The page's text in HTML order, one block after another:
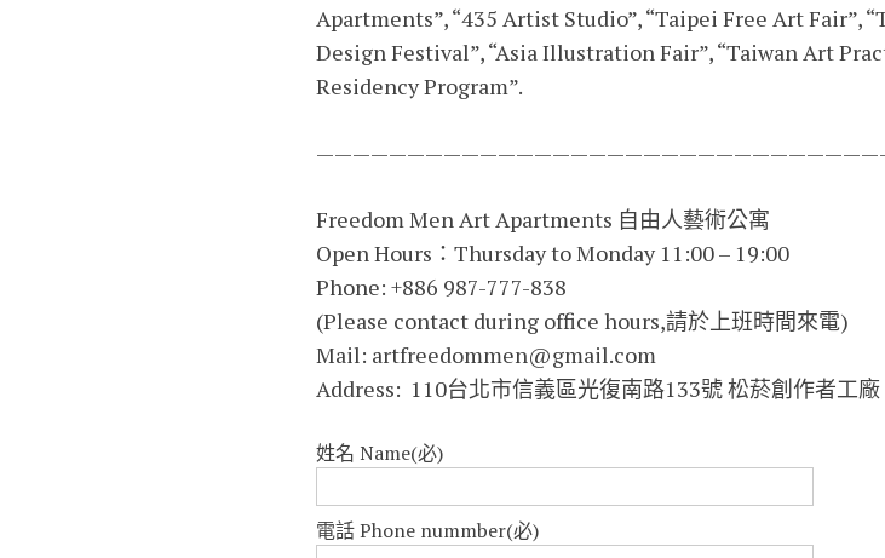
Apartments”, “435 Artist Studio”, “Taipei Free Art Fair”,
Design Festival”, “Asia Illustration Fair”, “Taiwan Art
Residency Program”.
Freedom Men Art Apartments 自由人藝術公寓
Open Hours：Thursday to Monday 11:00 – 19:00
Phone: +886 987-777-838
(Please contact during office hours,請於上班時間來電)
Mail: artfreedommen@gmail.com
Address: 110台北市信義區光復南路133號 松菸創作者工廠
姓名 Name(必)
電話 Phone nummber(必)